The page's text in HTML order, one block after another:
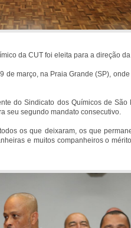
da CUT foi eleita para a direção
de março, na Praia Grande (SP),
do Sindicato dos Químicos de
seu segundo mandato consecutivo.
os que deixaram, os que
e muitos companheiros o